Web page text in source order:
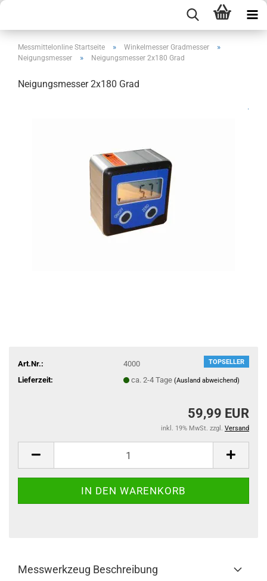
Messmittelonline Startseite » Winkelmesser Gradmesser »
Neigungsmesser » Neigungsmesser 2x180 Grad
Neigungsmesser 2x180 Grad
.
TOPSELLER
Art.Nr.:
4000
Lieferzeit:
ca. 2-4 Tage (Ausland abweichend)
59,99 EUR
inkl. 19% MwSt. zzgl. Versand
Messwerkzeug Beschreibung